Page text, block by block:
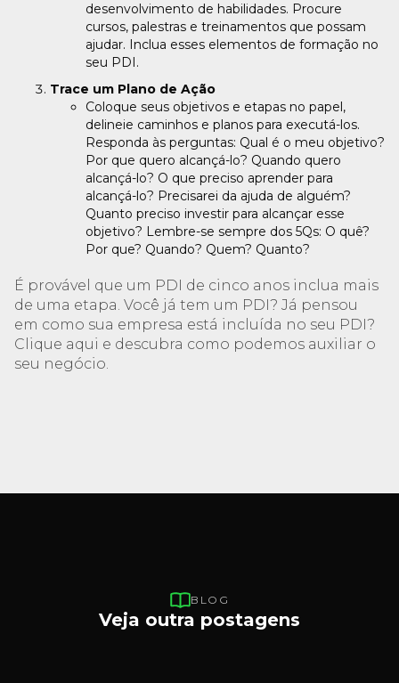
desenvolvimento de habilidades. Procure
cursos, palestras e treinamentos que possam
ajudar. Inclua esses elementos de formação no
seu PDI.
Trace um Plano de Ação
Coloque seus objetivos e etapas no papel,
delineie caminhos e planos para executá-los.
Responda às perguntas: Qual é o meu objetivo?
Por que quero alcançá-lo? Quando quero
alcançá-lo? O que preciso aprender para
alcançá-lo? Precisarei da ajuda de alguém?
Quanto preciso investir para alcançar esse
objetivo? Lembre-se sempre dos 5Qs: O quê?
Por que? Quando? Quem? Quanto?
É provável que um PDI de cinco anos inclua mais
de uma etapa. Você já tem um PDI? Já pensou
em como sua empresa está incluída no seu PDI?
Clique aqui e descubra como podemos auxiliar o
seu negócio.
BLOG
Veja outra postagens